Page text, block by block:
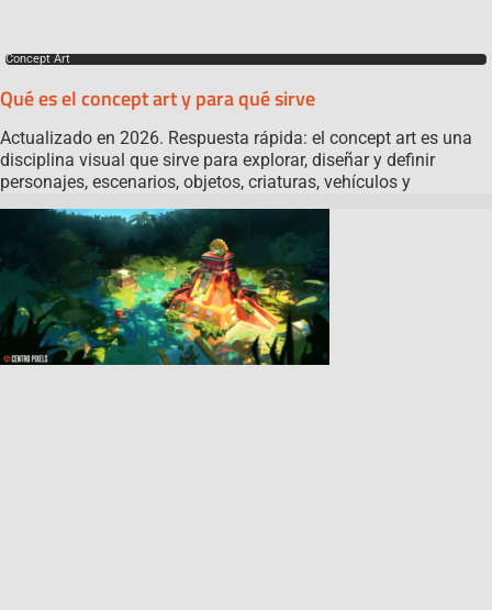
Concept Art
Qué es el concept art y para qué sirve
Actualizado en 2026. Respuesta rápida: el concept art es una
disciplina visual que sirve para explorar, diseñar y definir
personajes, escenarios, objetos, criaturas, vehículos y